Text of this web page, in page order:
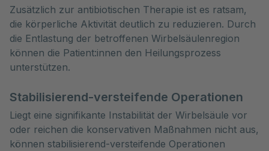
Zusätzlich zur antibiotischen Therapie ist es ratsam,
die körperliche Aktivität deutlich zu reduzieren. Durch
die Entlastung der betroffenen Wirbelsäulenregion
können die Patient:innen den Heilungsprozess
unterstützen.
Stabilisierend-versteifende Operationen
Liegt eine signifikante Instabilität der Wirbelsäule vor
oder reichen die konservativen Maßnahmen nicht aus,
können stabilisierend-versteifende Operationen